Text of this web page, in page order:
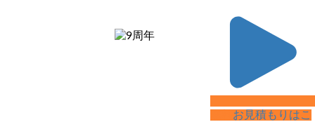
お見積もりはこ